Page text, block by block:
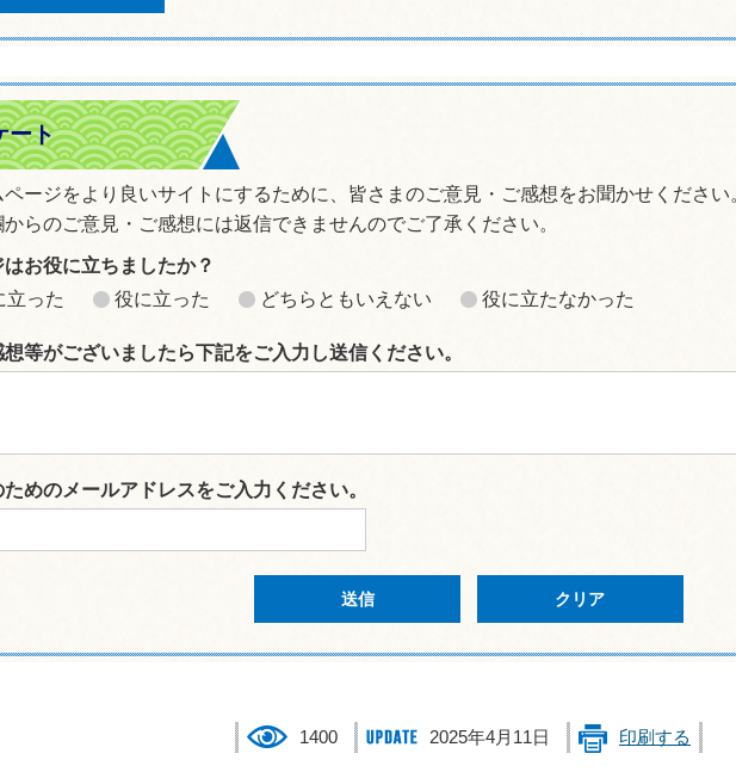
ート
ージをより良いサイトにするために、皆さまのご意見・ご感想をお聞かせください
らのご意見・ご感想には返信できませんのでご了承ください。
お役に立ちましたか？
立った
役に立った どちらともいえない 役に立たなかった
等がございましたら下記をご入力し送信ください。
めのメールアドレスをご入力ください。
1400 2025年4月11日 印刷する